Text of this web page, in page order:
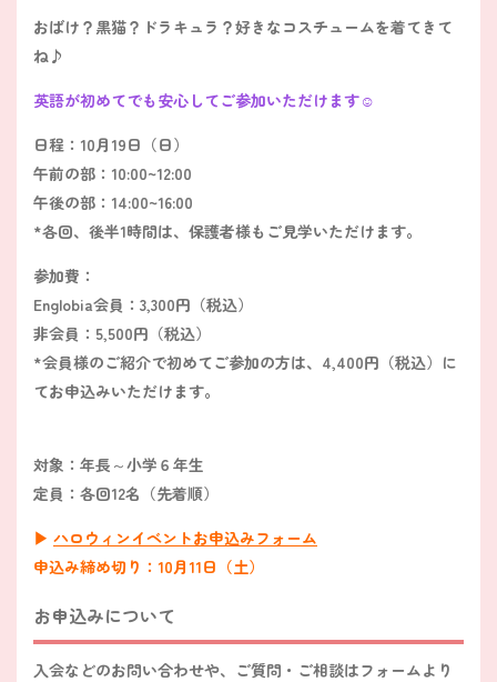
おばけ？黒猫？ドラキュラ？好きなコスチュームを着てきて
ね♪
英語が初めてでも安心してご参加いただけます☺
日程：10月19日（日）
午前の部：10:00~12:00
午後の部：14:00~16:00
*各回、後半1時間は、保護者様もご見学いただけます。
参加費：
Englobia会員：3,300円（税込）
非会員：5,500円（税込）
*会員様のご紹介で初めてご参加の方は、4,400円（税込）に
てお申込みいただけます。
対象：年長～小学６年生
定員：各回12名（先着順）
▶︎ ハロウィンイベントお申込みフォーム
申込み締め切り：10月11日（土）
お申込みについて
入会などのお問い合わせや、ご質問・ご相談はフォームより